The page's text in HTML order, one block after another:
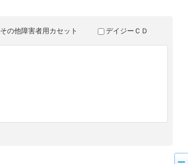
その他障害者用カセット デイジーＣＤ